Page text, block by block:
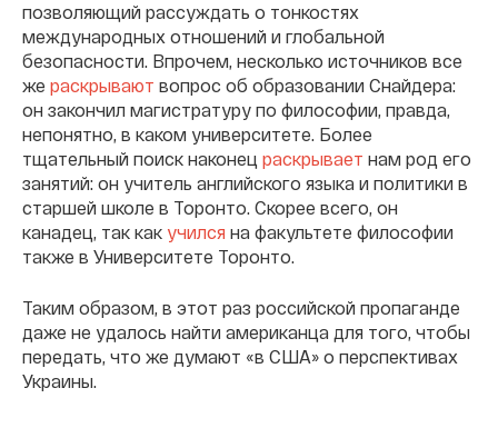
позволяющий рассуждать о тонкостях
международных отношений и глобальной
безопасности. Впрочем, несколько источников все
же раскрывают вопрос об образовании Снайдера:
он закончил магистратуру по философии, правда,
непонятно, в каком университете. Более
тщательный поиск наконец раскрывает нам род его
занятий: он учитель английского языка и политики в
старшей школе в Торонто. Скорее всего, он
канадец, так как учился на факультете философии
также в Университете Торонто.
Таким образом, в этот раз российской пропаганде
даже не удалось найти американца для того, чтобы
передать, что же думают «в США» о перспективах
Украины.